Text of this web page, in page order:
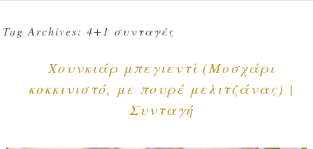
Tag Archives:4+1 συνταγές
Χουνκιάρ μπεγιεντί (Μοσχάρι
κοκκινιστό, με πουρέ μελιτζάνας) |
Συνταγή